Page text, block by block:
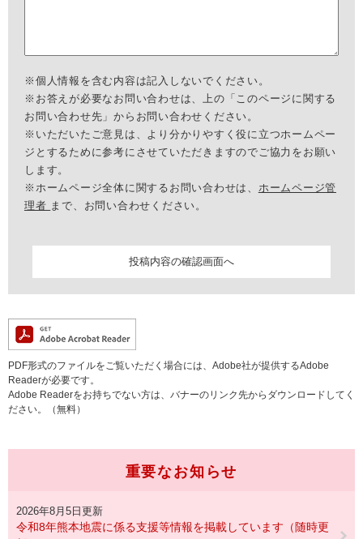
※個人情報を含む内容は記入しないでください。
※お答えが必要なお問い合わせは、上の「このページに関する
お問い合わせ先」からお問い合わせください。
※いただいたご意見は、より分かりやすく役に立つホームペー
ジとするために参考にさせていただきますのでご協力をお願い
します。
※ホームページ全体に関するお問い合わせは、 ホームページ管
理者 まで、お問い合わせください。
PDF形式のファイルをご覧いただく場合には、Adobe社が提供するAdobe
Readerが必要です。
Adobe Readerをお持ちでない方は、バナーのリンク先からダウンロードしてく
ださい。（無料）
重要なお知らせ
2026年8月5日更新
令和8年熊本地震に係る支援等情報を掲載しています（随時更